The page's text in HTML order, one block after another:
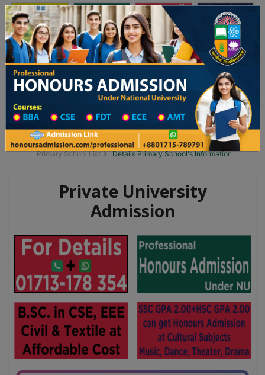
Toggle navigation অনার্স ভর্তি প্রফেশনাল অনার্স
Updates
২৬ শিক্ষাবর্ষের ১ম বর্ষের ভর্তি আবেদন বিজ্ঞপ্তি ঢাকা বিশ্ববিদ্যালয় ২০২৫-২৬ শিক্ষাবর্ষে
Division List
Primary School District Wise
Primary School in বাকেরগঞ্জ
Primary School List
Details Primary School's Information
Private University
Admission